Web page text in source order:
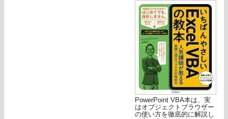
PowerPoint VBA本は、実
はオブジェクトブラウザー
の使い方を徹底的に解説し